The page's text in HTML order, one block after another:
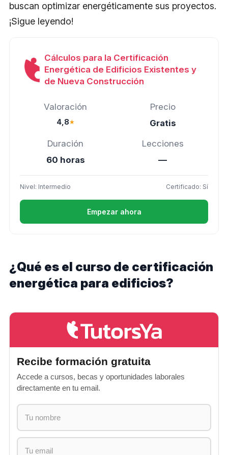
buscan optimizar energéticamente sus proyectos.
¡Sigue leyendo!
Cálculos para la Certificación
Energética de Edificios Existentes y
de Nueva Construcción
Valoración
4,8★
Precio
Gratis
Duración
60 horas
Lecciones
—
Nivel: Intermedio Certificado: Sí
Empezar ahora
¿Qué es el curso de certificación
energética para edificios?
Recibe formación gratuita
Accede a cursos, becas y oportunidades laborales
directamente en tu email.